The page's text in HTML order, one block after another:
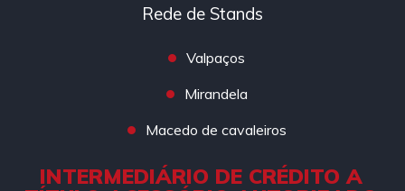
Rede de Stands
Valpaços
Mirandela
Macedo de cavaleiros
INTERMEDIÁRIO DE CRÉDITO A